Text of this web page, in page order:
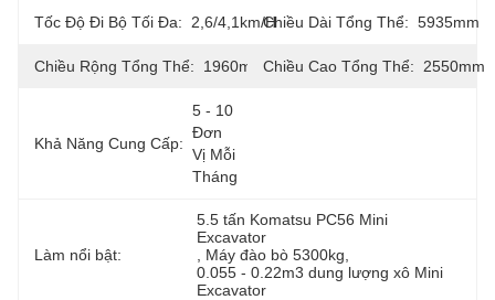
Tốc Độ Đi Bộ Tối Đa: 2,6/4,1km/hChiều Dài Tổng Thể: 5935mm
Chiều Rộng Tổng Thể: 1960mmChiều Cao Tổng Thể: 2550mm
Khả Năng Cung Cấp:
5 - 10
Đơn
Vị Mỗi
Tháng
Làm nổi bật:
5.5 tấn Komatsu PC56 Mini
Excavator
Máy đào bò 5300kg
0.055 - 0.22m3 dung lượng xô Mini
Excavator